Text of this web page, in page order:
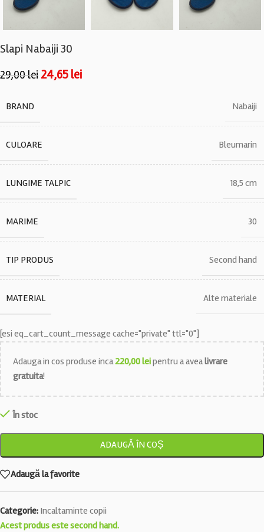
Slapi Nabaiji 30
29,00lei 24,65 lei
BRAND Nabaiji
CULOARE Bleumarin
LUNGIME TALPIC 18,5 cm
MARIME 30
TIP PRODUS Second hand
MATERIAL Alte materiale
[esi eq_cart_count_message cache="private" ttl="0"]
Adauga in cos produse inca220,00leipentru a avealivrare
gratuita!
În stoc
ADAUGĂ ÎN COȘ
Adaugă la favorite
Categorie: Incaltaminte copii
Acest produs este second hand.